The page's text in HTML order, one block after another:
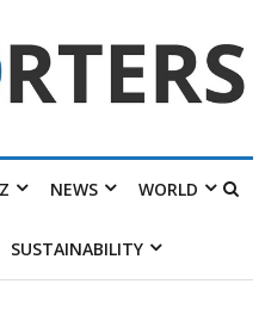
NEWS WORLD
SUSTAINABILITY